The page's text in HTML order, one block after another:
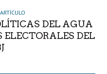
DEL AGUA
ELECTORALES DEL